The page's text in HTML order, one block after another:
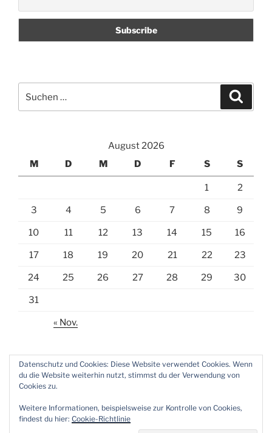
nach:
August 2026
M
D M D F S S
1 2
3 4 5 6 7 8 9
10 11 12 13 14 15 16
17 18 19 20 21 22 23
24 25 26 27 28 29 30
31
« Nov.
Mail
Datenschutz und Cookies: Diese Website verwendet Cookies. Wenn
du die Website weiterhin nutzt, stimmst du der Verwendung von
Cookies zu.
Weitere Informationen, beispielsweise zur Kontrolle von Cookies,
findest du hier: Cookie-Richtlinie